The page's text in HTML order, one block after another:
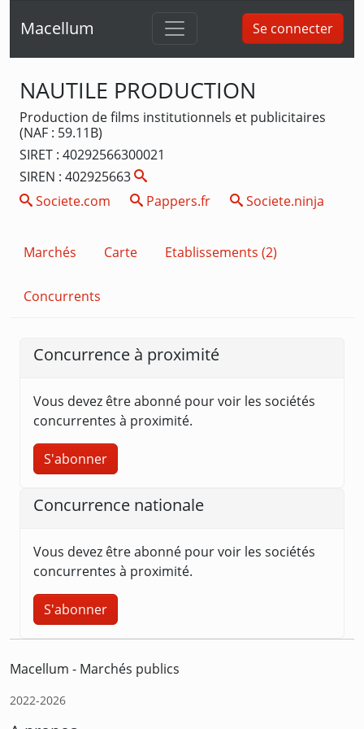
Macellum Se connecter
NAUTILE PRODUCTION
Production de films institutionnels et publicitaires
(NAF : 59.11B)
SIRET : 40292566300021
SIREN : 402925663
Societe.com
Pappers.fr Societe.ninja
Marchés Carte Etablissements (2)
Concurrents
Concurrence à proximité
Vous devez être abonné pour voir les sociétés
concurrentes à proximité.
S'abonner
Concurrence nationale
Vous devez être abonné pour voir les sociétés
concurrentes à proximité.
S'abonner
Macellum - Marchés publics
2022-2026